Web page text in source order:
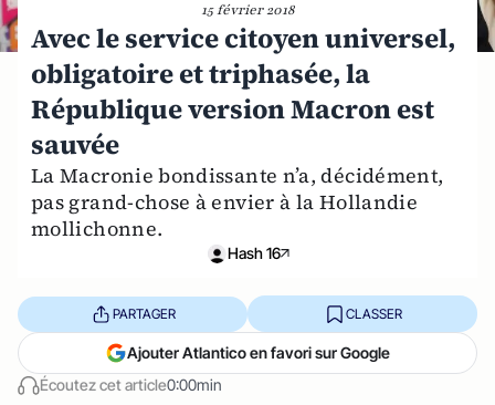
15 février 2018
Avec le service citoyen universel,
obligatoire et triphasée, la
République version Macron est
sauvée
La Macronie bondissante n’a, décidément,
pas grand-chose à envier à la Hollandie
mollichonne.
Hash 16
Écoutez cet article0:00min
PARTAGER CLASSER
Ajouter Atlantico en favori sur Google